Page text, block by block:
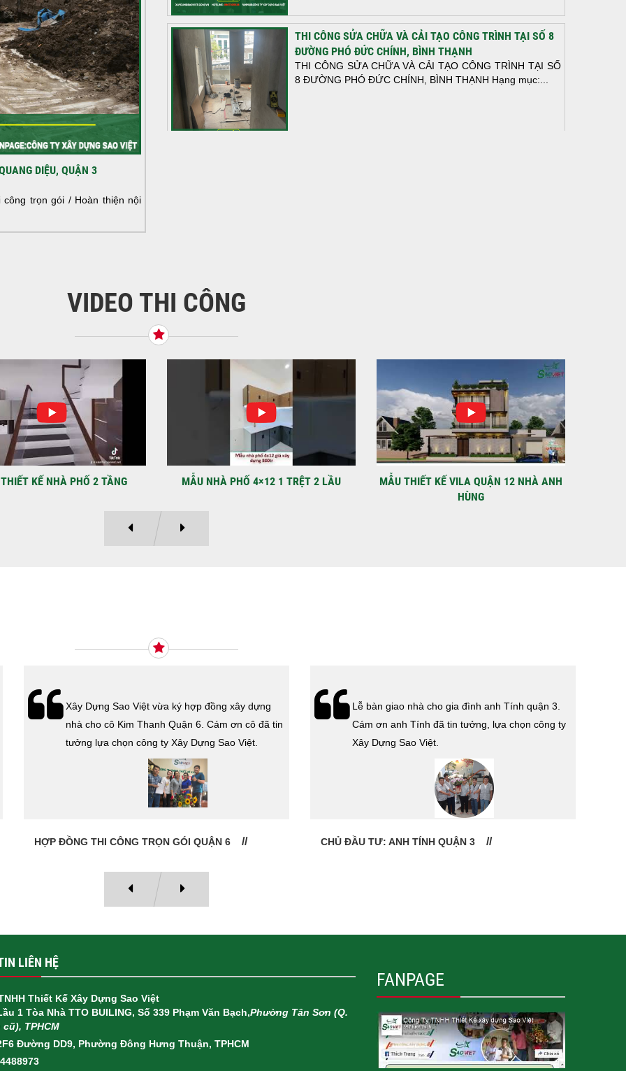
DIỆU, QUẬN 3
trọn gói / Hoàn thiện nội
THI CÔNG SỬA CHỮA VÀ CẢI TẠO CÔNG TRÌNH TẠI SỐ 8
ĐƯỜNG PHÓ ĐỨC CHÍNH, BÌNH THẠNH
THI CÔNG SỬA CHỮA VÀ CẢI TẠO CÔNG TRÌNH TẠI SỐ
8 ĐƯỜNG PHÓ ĐỨC CHÍNH, BÌNH THẠNH Hạng mục:...
NHẬN CHÌA KHÓA – TRAO TỔ ẤM MỚI TẠI PHƯỜNG AN
LẠC
Địa điểm: Đường Lâm Hoành, phường An LạcGia chủ: Anh
Kỳ Xây Dựng Sao Việt chính thức hoàn tất và...
VIDEO THI CÔNG
KẾ NHÀ PHỐ 2 TẦNG MẪU NHÀ PHỐ 4×12 1 TRỆT 2 LẦU
MẪU THIẾT KẾ VILA QUẬN 12 NHÀ ANH
HÙNG
Xây Dựng Sao Việt vừa ký hợp đồng xây dựng
nhà cho cô Kim Thanh Quận 6. Cám ơn cô đã tin
tưởng lựa chọn công ty Xây Dựng Sao Việt.
HỢP ĐỒNG THI CÔNG TRỌN GÓI QUẬN 6
Lễ bàn giao nhà cho gia đình anh Tính quận 3.
Cám ơn anh Tính đã tin tưởng, lựa chọn công ty
Xây Dựng Sao Việt.
CHỦ ĐẦU TƯ: ANH TÍNH QUẬN 3
LIÊN HỆ
Thiết Kế Xây Dựng Sao Việt
1 Tòa Nhà TTO BUILING, Số 339 Phạm Văn Bạch,Phường Tân Sơn (Q.
TPHCM
Đường DD9, Phường Đông Hưng Thuận, TPHCM
FANPAGE